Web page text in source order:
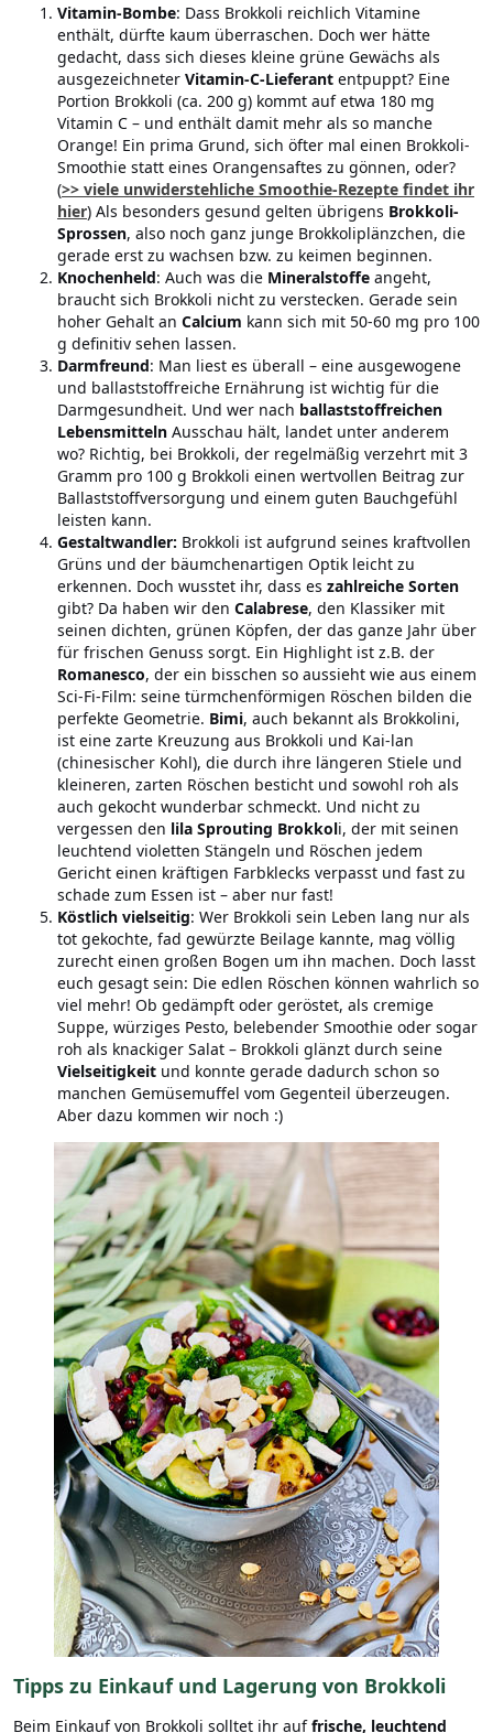
Vitamin-Bombe: Dass Brokkoli reichlich Vitamine
enthält, dürfte kaum überraschen. Doch wer hätte
gedacht, dass sich dieses kleine grüne Gewächs als
ausgezeichneter Vitamin-C-Lieferant entpuppt? Eine
Portion Brokkoli (ca. 200 g) kommt auf etwa 180 mg
Vitamin C – und enthält damit mehr als so manche
Orange! Ein prima Grund, sich öfter mal einen Brokkoli-
Smoothie statt eines Orangensaftes zu gönnen, oder?
(>> viele unwiderstehliche Smoothie-Rezepte findet ihr
hier) Als besonders gesund gelten übrigens Brokkoli-
Sprossen, also noch ganz junge Brokkoliplänzchen, die
gerade erst zu wachsen bzw. zu keimen beginnen.
Knochenheld: Auch was die Mineralstoffe angeht,
braucht sich Brokkoli nicht zu verstecken. Gerade sein
hoher Gehalt an Calcium kann sich mit 50-60 mg pro 100
g definitiv sehen lassen.
Darmfreund: Man liest es überall – eine ausgewogene
und ballaststoffreiche Ernährung ist wichtig für die
Darmgesundheit. Und wer nach ballaststoffreichen
Lebensmitteln Ausschau hält, landet unter anderem
wo? Richtig, bei Brokkoli, der regelmäßig verzehrt mit 3
Gramm pro 100 g Brokkoli einen wertvollen Beitrag zur
Ballaststoffversorgung und einem guten Bauchgefühl
leisten kann.
Gestaltwandler: Brokkoli ist aufgrund seines kraftvollen
Grüns und der bäumchenartigen Optik leicht zu
erkennen. Doch wusstet ihr, dass es zahlreiche Sorten
gibt? Da haben wir den Calabrese, den Klassiker mit
seinen dichten, grünen Köpfen, der das ganze Jahr über
für frischen Genuss sorgt. Ein Highlight ist z.B. der
Romanesco, der ein bisschen so aussieht wie aus einem
Sci-Fi-Film: seine türmchenförmigen Röschen bilden die
perfekte Geometrie. Bimi, auch bekannt als Brokkolini,
ist eine zarte Kreuzung aus Brokkoli und Kai-lan
(chinesischer Kohl), die durch ihre längeren Stiele und
kleineren, zarten Röschen besticht und sowohl roh als
auch gekocht wunderbar schmeckt. Und nicht zu
vergessen den lila Sprouting Brokkoli, der mit seinen
leuchtend violetten Stängeln und Röschen jedem
Gericht einen kräftigen Farbklecks verpasst und fast zu
schade zum Essen ist – aber nur fast!
Köstlich vielseitig: Wer Brokkoli sein Leben lang nur als
tot gekochte, fad gewürzte Beilage kannte, mag völlig
zurecht einen großen Bogen um ihn machen. Doch lasst
euch gesagt sein: Die edlen Röschen können wahrlich so
viel mehr! Ob gedämpft oder geröstet, als cremige
Suppe, würziges Pesto, belebender Smoothie oder sogar
roh als knackiger Salat – Brokkoli glänzt durch seine
Vielseitigkeit und konnte gerade dadurch schon so
manchen Gemüsemuffel vom Gegenteil überzeugen.
Aber dazu kommen wir noch :)
Tipps zu Einkauf und Lagerung von Brokkoli
Beim Einkauf von Brokkoli solltet ihr auffrische, leuchtend